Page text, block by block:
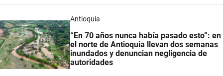
Antioquia
“En 70 años nunca había pasado esto”: en
el norte de Antioquia llevan dos semanas
inundados y denuncian negligencia de
autoridades